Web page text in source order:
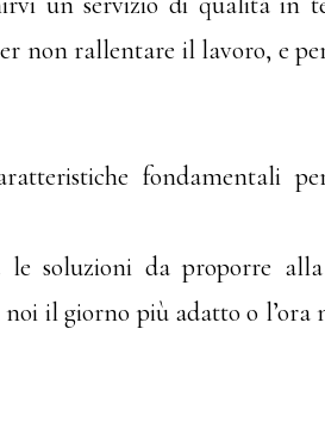
non rallentare il lavoro, e
fondamentali
soluzioni da proporre
il giorno più adatto o l’ora